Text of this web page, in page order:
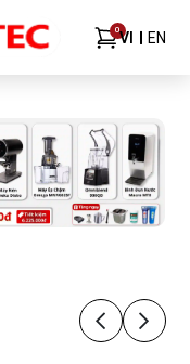
0VI EN